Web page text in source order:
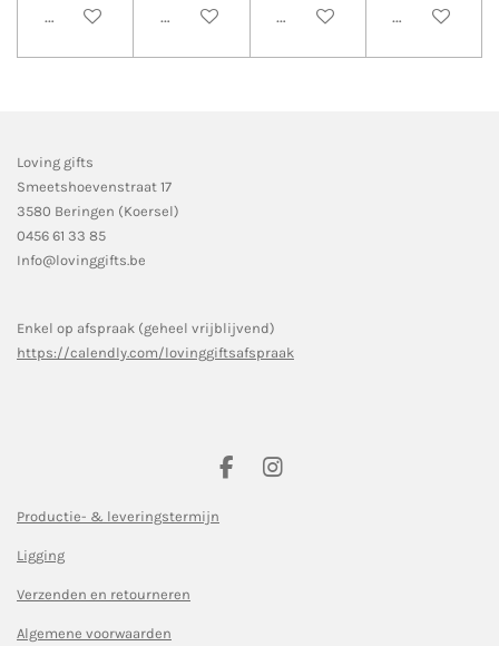
Bekijk details Bekijk details Bekijk details Bekijk
Loving gifts
Smeetshoevenstraat 17
3580 Beringen (Koersel)
0456 61 33 85
Info@lovinggifts.be
Enkel op afspraak (geheel vrijblijvend)
https://calendly.com/lovinggiftsafspraak
F
I
Productie- & leveringstermijn
Ligging
Verzenden en retourneren
Algemene voorwaarden